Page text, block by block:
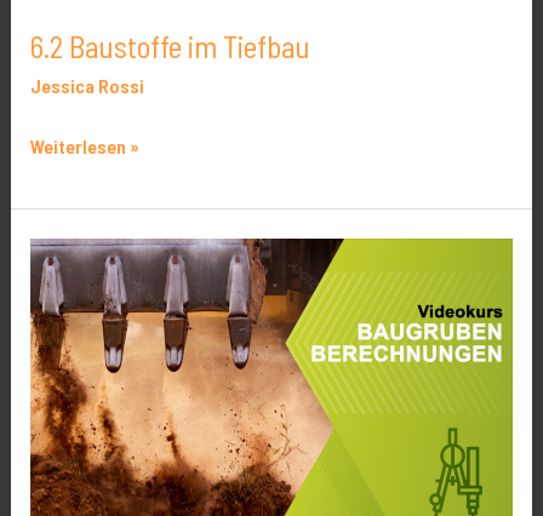
6.2 Baustoffe im Tiefbau
Jessica Rossi
Weiterlesen »
3.6
Baugruben
–
Berechnungen